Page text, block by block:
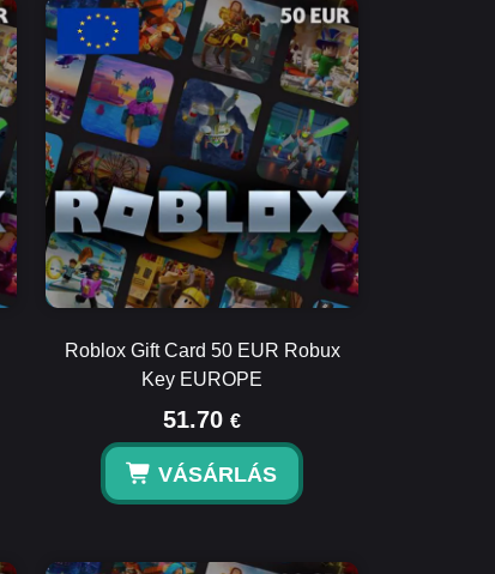
Roblox Gift Card 50 EUR Robux
Key EUROPE
51.70 €
VÁSÁRLÁS